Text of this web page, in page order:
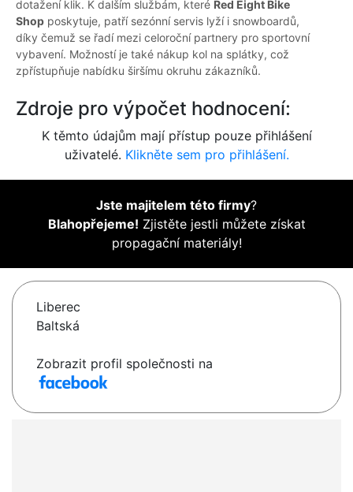
dotažení klik. K dalším službám, které Red Eight Bike
Shop poskytuje, patří sezónní servis lyží i snowboardů,
díky čemuž se řadí mezi celoroční partnery pro sportovní
vybavení. Možností je také nákup kol na splátky, což
zpřístupňuje nabídku širšímu okruhu zákazníků.
Zdroje pro výpočet hodnocení:
K těmto údajům mají přístup pouze přihlášení
uživatelé. Klikněte sem pro přihlášení.
Jste majitelem této firmy?
Blahopřejeme! Zjistěte jestli můžete získat
propagační materiály!
Liberec
Baltská
Zobrazit profil společnosti na